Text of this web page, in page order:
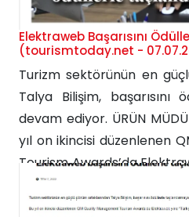
Elektraweb Başarısını
(tourismtoday.net -
Turizm sektörünün en
Talya Bilişim, başarısını
devam ediyor. ÜRÜN
yıl on ikincisi düzenlenen
Tourism Awards’da
İyi Yönetilen Otel Yönetim
sektörünün öncü bilişim